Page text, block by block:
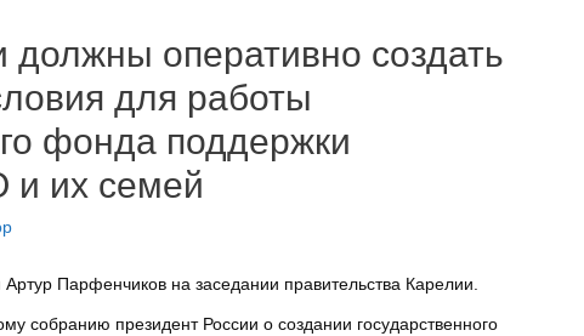
должны оперативно создать
для работы
фонда поддержки
и их семей
Парфенчиков на заседании правительства Карелии.
собранию президент России о создании государственного